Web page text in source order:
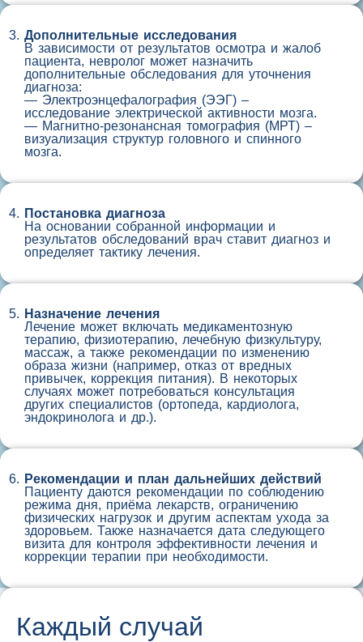
Дополнительные исследования
В зависимости от результатов осмотра и жалоб
пациента, невролог может назначить
дополнительные обследования для уточнения
диагноза:
— Электроэнцефалография (ЭЭГ) –
исследование электрической активности мозга.
— Магнитно-резонансная томография (МРТ) –
визуализация структур головного и спинного
мозга.
Постановка диагноза
На основании собранной информации и
результатов обследований врач ставит диагноз и
определяет тактику лечения.
Назначение лечения
Лечение может включать медикаментозную
терапию, физиотерапию, лечебную физкультуру,
массаж, а также рекомендации по изменению
образа жизни (например, отказ от вредных
привычек, коррекция питания). В некоторых
случаях может потребоваться консультация
других специалистов (ортопеда, кардиолога,
эндокринолога и др.).
Рекомендации и план дальнейших действий
Пациенту даются рекомендации по соблюдению
режима дня, приёма лекарств, ограничению
физических нагрузок и другим аспектам ухода за
здоровьем. Также назначается дата следующего
визита для контроля эффективности лечения и
коррекции терапии при необходимости.
Каждый случай